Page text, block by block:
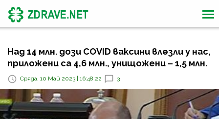
Над 14 млн. дози COVID ваксини влезли у нас,
приложени са 4,6 млн., унищожени – 1,5 млн.
Сряда, 10 Май 2023 | 16:48:22 3